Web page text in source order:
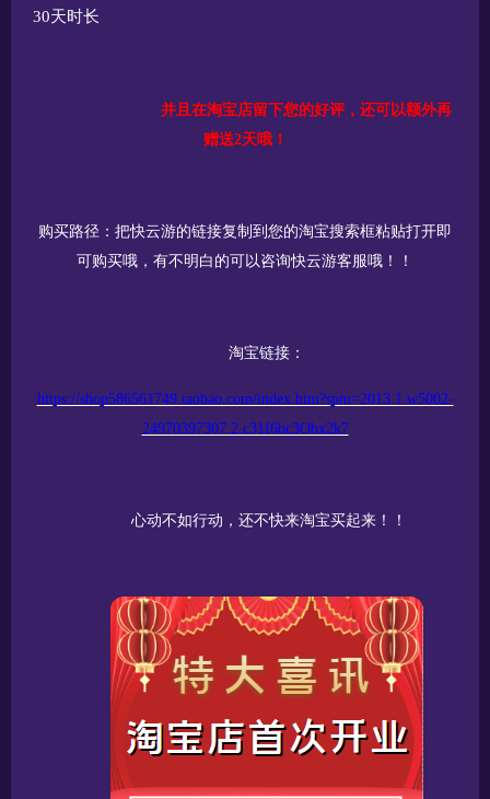
30天时长
并且在淘宝店留下您的好评，还可以额外再
赠送2天哦！
购买路径：把快云游的链接复制到您的淘宝搜索框粘贴打开即
可购买哦，有不明白的可以咨询快云游客服哦！！
淘宝链接：
https://shop586561749.taobao.com/index.htm?spm=2013.1.w5002-
24970397307.2.c31f6bc3Obx2k7
心动不如行动，还不快来淘宝买起来！！